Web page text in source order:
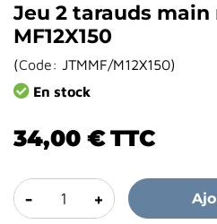
Jeu 2 tarauds
MF12X150
(Code: JTMMF/M12X150)
En stock
34,00 €TTC
- +